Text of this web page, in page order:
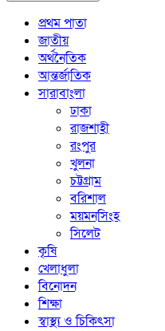
প্রথম পাতা
জাতীয়
অর্থনৈতিক
আন্তর্জাতিক
সারাবাংলা
ঢাকা
রাজশাহী
রংপুর
খুলনা
চট্টগ্রাম
বরিশাল
ময়মনসিংহ
সিলেট
কৃষি
খেলাধুলা
বিনোদন
শিক্ষা
স্বাস্থ্য ও চিকিৎসা